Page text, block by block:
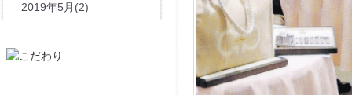
2019年5月(2)